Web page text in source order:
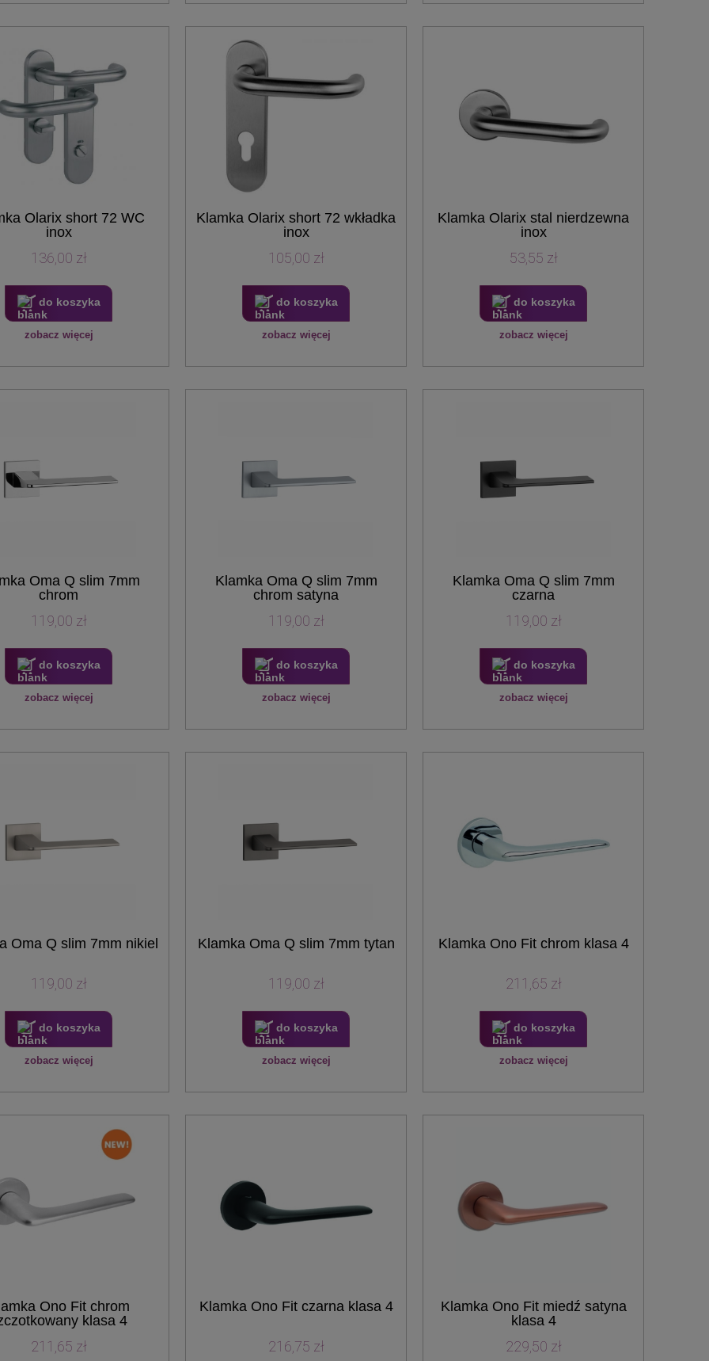
Olarix short 72 WC
inox
136,00 zł
do koszyka
zobacz więcej
Klamka Olarix short 72 wkładka
inox
105,00 zł
do koszyka
zobacz więcej
Klamka Olarix stal nierdzewna
inox
53,55 zł
do koszyka
zobacz więcej
Oma Q slim 7mm
chrom
119,00 zł
do koszyka
zobacz więcej
Klamka Oma Q slim 7mm
chrom satyna
119,00 zł
do koszyka
zobacz więcej
Klamka Oma Q slim 7mm
czarna
119,00 zł
do koszyka
zobacz więcej
Oma Q slim 7mm nikiel
119,00 zł
do koszyka
zobacz więcej
Klamka Oma Q slim 7mm tytan
119,00 zł
do koszyka
zobacz więcej
Klamka Ono Fit chrom klasa 4
211,65 zł
do koszyka
zobacz więcej
Ono Fit chrom
klasa 4
211,65 zł
Klamka Ono Fit czarna klasa 4
216,75 zł
Klamka Ono Fit miedź satyna
klasa 4
229,50 zł